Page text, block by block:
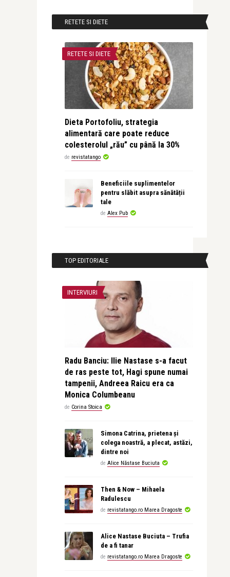
RETETE SI DIETE
RETETE SI DIETE
Dieta Portofoliu, strategia
alimentară care poate reduce
colesterolul „rău” cu până la 30%
de revistatango
Beneficiile suplimentelor
pentru slăbit asupra sănătății
tale
de Alex Pub
TOP EDITORIALE
INTERVIURI
Radu Banciu: Ilie Nastase s-a facut
de ras peste tot, Hagi spune numai
tampenii, Andreea Raicu era ca
Monica Columbeanu
de Corina Stoica
Simona Catrina, prietena și
colega noastră, a plecat, astăzi,
dintre noi
de Alice Năstase Buciuta
Then & Now – Mihaela
Radulescu
de revistatango.ro Marea Dragoste
Alice Nastase Buciuta – Trufia
de a fi tanar
de revistatango.ro Marea Dragoste